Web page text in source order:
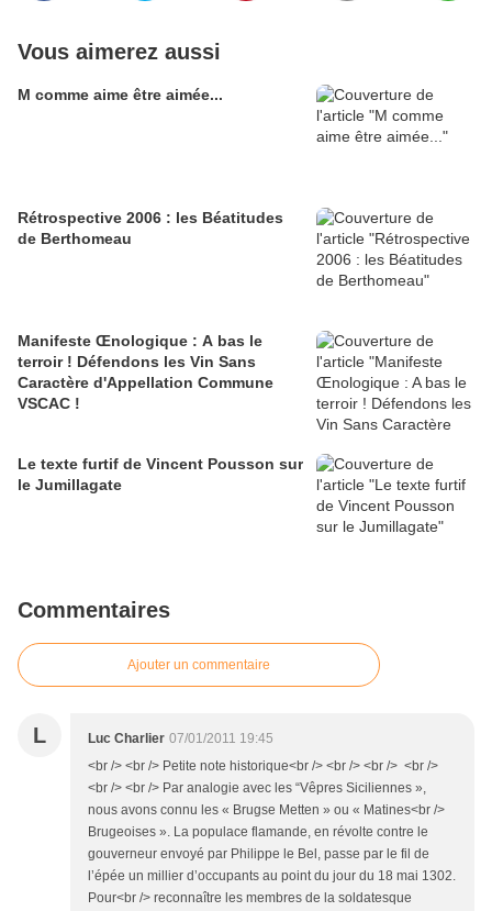
Vous aimerez aussi
M comme aime être aimée...
Rétrospective 2006 : les Béatitudes
de Berthomeau
Manifeste Œnologique : A bas le
terroir ! Défendons les Vin Sans
Caractère d'Appellation Commune
VSCAC !
Le texte furtif de Vincent Pousson sur
le Jumillagate
Commentaires
Ajouter un commentaire
L Luc Charlier 07/01/2011 19:45
<br /> <br /> Petite note historique<br /> <br /> <br /> <br />
<br /> <br /> Par analogie avec les “Vêpres Siciliennes »,
nous avons connu les « Brugse Metten » ou « Matines<br />
Brugeoises ». La populace flamande, en révolte contre le
gouverneur envoyé par Philippe le Bel, passe par le fil de
l’épée un millier d’occupants au point du jour du 18 mai 1302.
Pour<br /> reconnaître les membres de la soldatesque